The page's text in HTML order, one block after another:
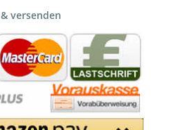
versenden